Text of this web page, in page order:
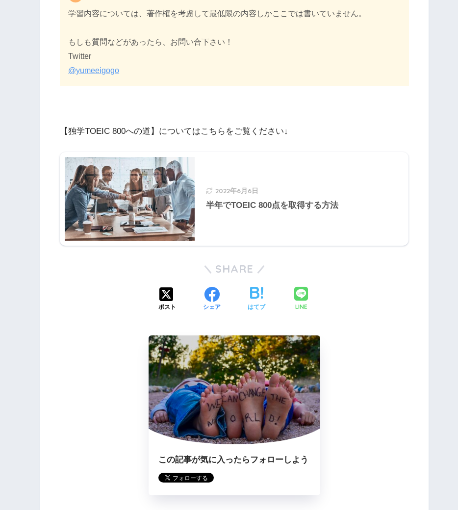
学習内容については、著作権を考慮して最低限の内容しかここでは書いていません。
もしも質問などがあったら、お問い合下さい！
Twitter
@yumeeigogo
【独学TOEIC 800への道】についてはこちらをご覧ください↓
2022年6月6日
半年でTOEIC 800点を取得する方法
SHARE
ポスト シェア はてブ LINE
この記事が気に入ったらフォローしよう